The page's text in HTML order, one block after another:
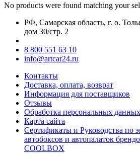
No products were found matching your
РФ, Самарская область, г. о.
дом 30/стр. 2
8 800 551 63 10
info@artcar24.ru
Контакты
Доставка, оплата, возврат
Информация для поставщиков
Отзывы
Обработка персональных данных
Карта сайта
Сертификаты и Руководства по
автобоксов и автопалаток
COOLBOX